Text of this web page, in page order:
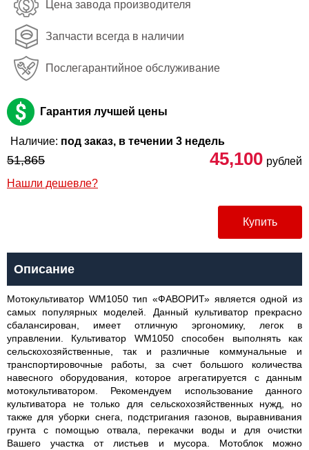
Цена завода производителя
Запчасти всегда в наличии
Послегарантийное обслуживание
Гарантия лучшей цены
Наличие: под заказ, в течении 3 недель
51,865 45,100 рублей
Нашли дешевле?
Купить
Описание
Мотокультиватор WM1050 тип «ФАВОРИТ» является одной из
самых популярных моделей. Данный культиватор прекрасно
сбалансирован, имеет отличную эргономику, легок в
управлении. Культиватор WM1050 способен выполнять как
сельскохозяйственные, так и различные коммунальные и
транспортировочные работы, за счет большого количества
навесного оборудования, которое агрегатируется с данным
мотокультиватором. Рекомендуем использование данного
культиватора не только для сельскохозяйственных нужд, но
также для уборки снега, подстригания газонов, выравнивания
грунта с помощью отвала, перекачки воды и для очистки
Вашего участка от листьев и мусора. Мотоблок можно